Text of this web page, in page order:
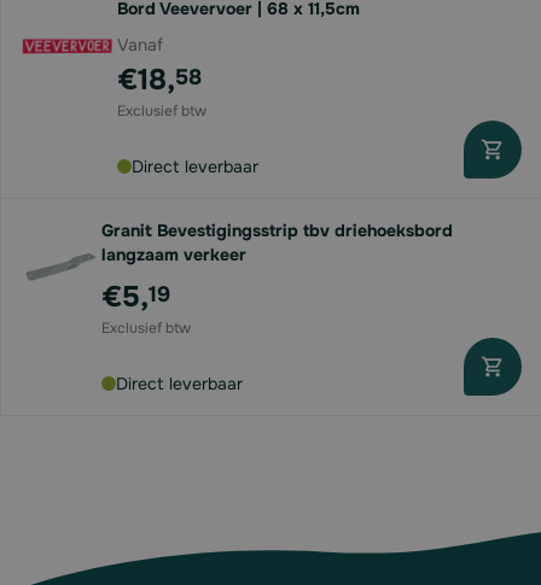
Bord Veevervoer | 68 x 11,5cm
Vanaf
€18,58
Direct leverbaar
Granit Bevestigingsstrip tbv driehoeksbord
langzaam verkeer
€5,19
Direct leverbaar